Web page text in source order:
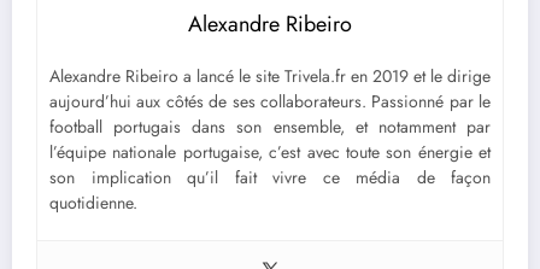
Alexandre Ribeiro
Alexandre Ribeiro a lancé le site Trivela.fr en 2019 et le dirige
aujourd’hui aux côtés de ses collaborateurs. Passionné par le
football portugais dans son ensemble, et notamment par
l’équipe nationale portugaise, c’est avec toute son énergie et
son implication qu’il fait vivre ce média de façon
quotidienne.